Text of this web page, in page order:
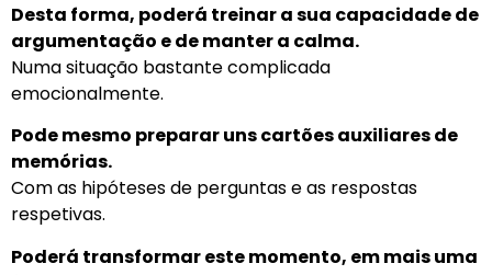
Desta forma, poderá treinar a sua capacidade de
argumentação e de manter a calma.
Numa situação bastante complicada
emocionalmente.
Pode mesmo preparar uns cartões auxiliares de
memórias.
Com as hipóteses de perguntas e as respostas
respetivas.
Poderá transformar este momento, em mais uma